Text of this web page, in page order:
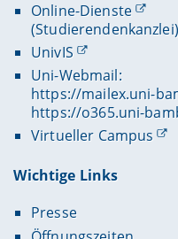
Online-Dienste
(Studierendenkanzlei)
UnivIS
Uni-Webmail:
https://mailex.uni-
https://o365.uni-
Virtueller Campus
Wichtige Links
Presse